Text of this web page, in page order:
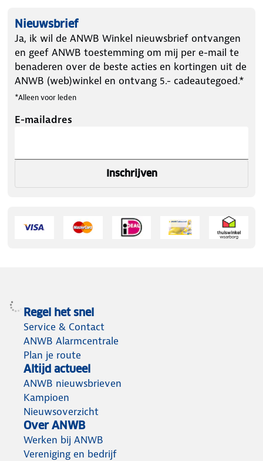
Nieuwsbrief
Ja, ik wil de ANWB Winkel nieuwsbrief ontvangen
en geef ANWB toestemming om mij per e-mail te
benaderen over de beste acties en kortingen uit de
ANWB (web)winkel en ontvang 5.- cadeautegoed.*
*Alleen voor leden
E-mailadres
Inschrijven
Regel het snel
Service & Contact
ANWB Alarmcentrale
Plan je route
Altijd actueel
ANWB nieuwsbrieven
Kampioen
Nieuwsoverzicht
Over ANWB
Werken bij ANWB
Vereniging en bedrijf